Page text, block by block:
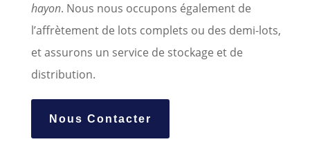
hayon. Nous nous occupons également de
l’affrètement de lots complets ou des demi-lots,
et assurons un service de stockage et de
distribution.
Nous Contacter